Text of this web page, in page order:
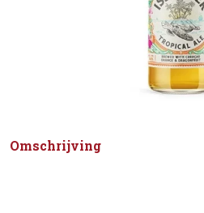
Omschrijving